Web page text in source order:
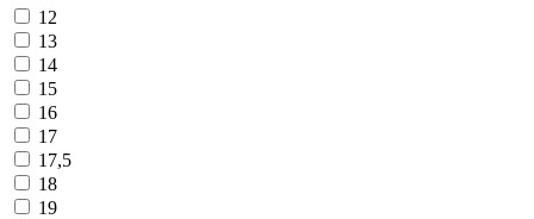
12
13
14
15
16
17
17,5
18
19